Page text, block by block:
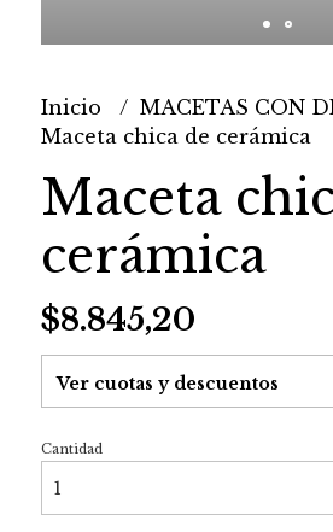
Inicio
MACETAS CON
Maceta chica de cerámica
Maceta
cerámica
$8.845,20
Ver cuotas y descuentos
Cantidad